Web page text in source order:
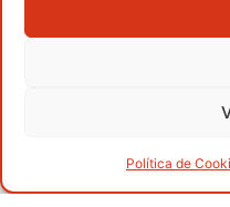
Política de